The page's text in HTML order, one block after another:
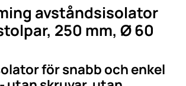
avståndsisolator
250 mm, Ø 60
för snabb och enkel